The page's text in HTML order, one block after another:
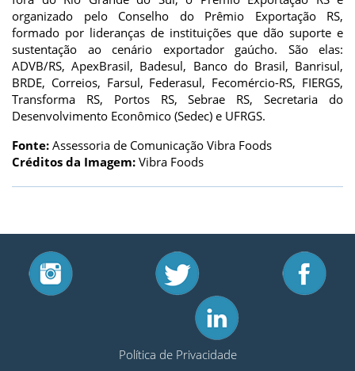
organizado pelo Conselho do Prêmio Exportação RS,
formado por lideranças de instituições que dão suporte e
sustentação ao cenário exportador gaúcho. São elas:
ADVB/RS, ApexBrasil, Badesul, Banco do Brasil, Banrisul,
BRDE, Correios, Farsul, Federasul, Fecomércio-RS, FIERGS,
Transforma RS, Portos RS, Sebrae RS, Secretaria do
Desenvolvimento Econômico (Sedec) e UFRGS.
Fonte: Assessoria de Comunicação Vibra Foods
Créditos da Imagem: Vibra Foods
Política de Privacidade